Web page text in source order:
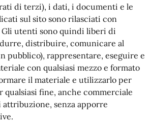
di terzi), i dati, i documenti e le
sul sito sono rilasciati con
Gli utenti sono quindi liberi di
distribuire, comunicare al
pubblico), rappresentare, eseguire e
con qualsiasi mezzo e formato
il materiale e utilizzarlo per
qualsiasi fine, anche commerciale
senza apporre